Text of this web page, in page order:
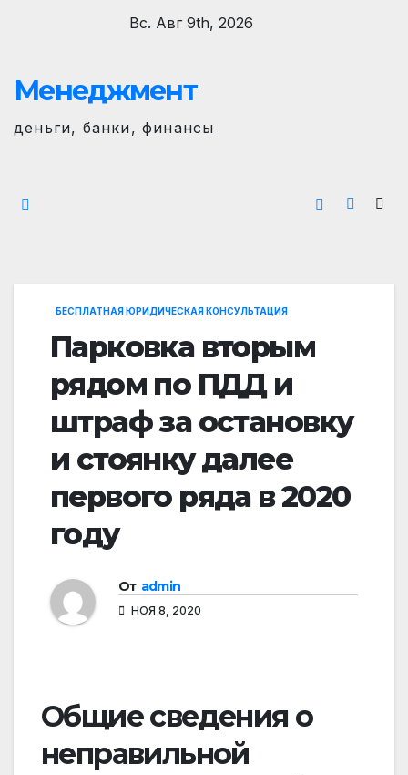
Вс. Авг 9th, 2026
Менеджмент
деньги, банки, финансы
БЕСПЛАТНАЯ ЮРИДИЧЕСКАЯ КОНСУЛЬТАЦИЯ
Парковка вторым
рядом по ПДД и
штраф за остановку
и стоянку далее
первого ряда в 2020
году
От admin
НОЯ 8, 2020
Общие сведения о
неправильной